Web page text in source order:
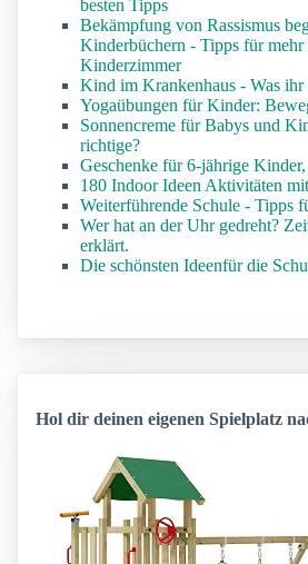
besten Tipps
Bekämpfung von Rassismus
Kinderbüchern - Tipps für
Kinderzimmer
Kind im Krankenhaus - Was ihr
Yogaübungen für Kinder:
Sonnencreme für Babys und
richtige?
Geschenke für 6-jährige
180 Indoor Ideen Aktivitäten
Weiterführende Schule - Tipps
Wer hat an der Uhr gedreht?
erklärt.
Die schönsten Ideenfür die
Hol dir deinen eigenen Spielplatz